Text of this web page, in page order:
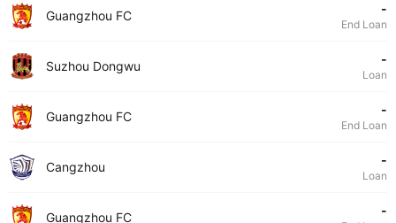
Guangzhou FC -
End Loan
Suzhou Dongwu -
Loan
Guangzhou FC -
End Loan
Cangzhou -
Loan
Guangzhou FC -